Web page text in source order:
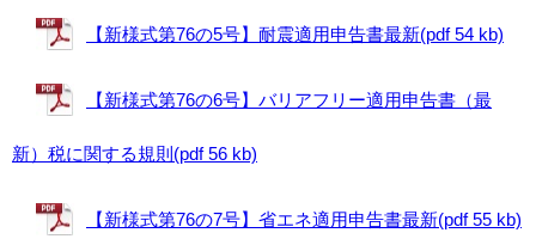
【新様式第76の5号】耐震適用申告書最新(pdf 54 kb)
【新様式第76の6号】バリアフリー適用申告書（最
新）税に関する規則(pdf 56 kb)
【新様式第76の7号】省エネ適用申告書最新(pdf 55 kb)